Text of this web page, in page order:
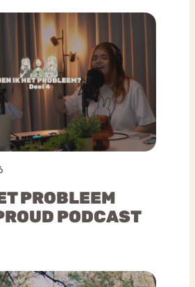
PROBLEEM
PODCAST